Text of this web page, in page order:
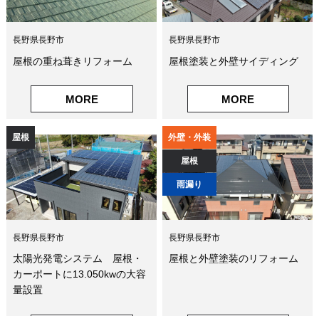
長野県長野市
屋根の重ね葺きリフォーム
MORE
長野県長野市
屋根塗装と外壁サイディング
MORE
屋根
長野県長野市
太陽光発電システム 屋根・
カーポートに13.050kwの大容
量設置
外壁・外装
屋根
雨漏り
長野県長野市
屋根と外壁塗装のリフォーム